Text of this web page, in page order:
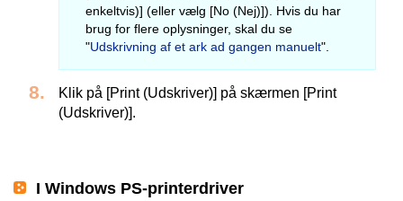
enkeltvis)] (eller vælg [No (Nej)]). Hvis du har
brug for flere oplysninger, skal du se
"Udskrivning af et ark ad gangen manuelt".
Klik på [Print (Udskriver)] på skærmen [Print
(Udskriver)].
I Windows PS-printerdriver